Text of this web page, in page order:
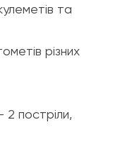
та
різних
2 постріли,